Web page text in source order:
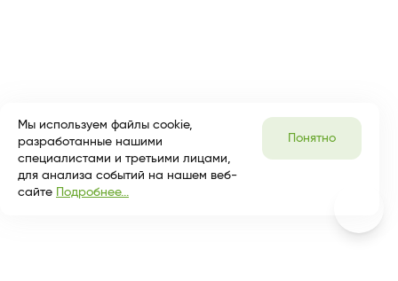
Мы используем файлы cookie,
разработанные нашими
специалистами и третьими лицами,
для анализа событий на нашем веб-
сайте Подробнее...
Понятно